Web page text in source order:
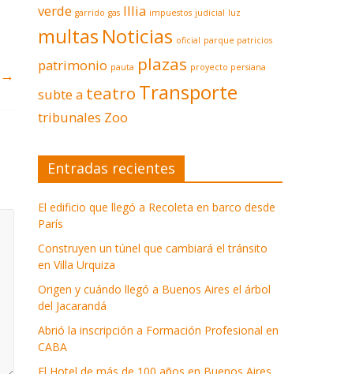
→
verde garrido gas Illia impuestos judicial luz
multas Noticias oficial parque patricios
patrimonio pauta plazas proyecto persiana
subte a teatro Transporte
tribunales Zoo
Entradas recientes
El edificio que llegó a Recoleta en barco desde
París
Construyen un túnel que cambiará el tránsito
en Villa Urquiza
Origen y cuándo llegó a Buenos Aires el árbol
del Jacarandá
Abrió la inscripción a Formación Profesional en
CABA